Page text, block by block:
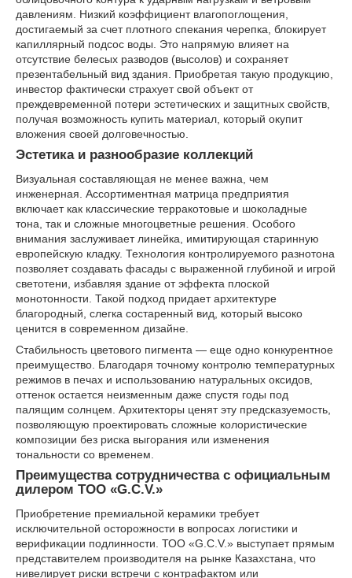
давлениям. Низкий коэффициент влагопоглощения,
достигаемый за счет плотного спекания черепка, блокирует
капиллярный подсос воды. Это напрямую влияет на
отсутствие белесых разводов (высолов) и сохраняет
презентабельный вид здания. Приобретая такую продукцию,
инвестор фактически страхует свой объект от
преждевременной потери эстетических и защитных свойств,
получая возможность купить материал, который окупит
вложения своей долговечностью.
Эстетика и разнообразие коллекций
Визуальная составляющая не менее важна, чем
инженерная. Ассортиментная матрица предприятия
включает как классические терракотовые и шоколадные
тона, так и сложные многоцветные решения. Особого
внимания заслуживает линейка, имитирующая старинную
европейскую кладку. Технология контролируемого разнотона
позволяет создавать фасады с выраженной глубиной и игрой
светотени, избавляя здание от эффекта плоской
монотонности. Такой подход придает архитектуре
благородный, слегка состаренный вид, который высоко
ценится в современном дизайне.
Стабильность цветового пигмента — еще одно конкурентное
преимущество. Благодаря точному контролю температурных
режимов в печах и использованию натуральных оксидов,
оттенок остается неизменным даже спустя годы под
палящим солнцем. Архитекторы ценят эту предсказуемость,
позволяющую проектировать сложные колористические
композиции без риска выгорания или изменения
тональности со временем.
Преимущества сотрудничества с официальным
дилером ТОО «G.C.V.»
Приобретение премиальной керамики требует
исключительной осторожности в вопросах логистики и
верификации подлинности. ТОО «G.C.V.» выступает прямым
представителем производителя на рынке Казахстана, что
нивелирует риски встречи с контрафактом или